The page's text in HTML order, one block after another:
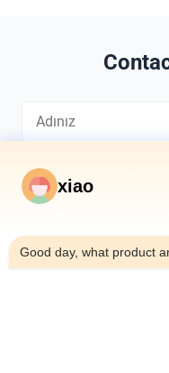
*
xiao
Good day, what product